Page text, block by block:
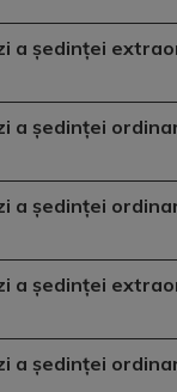
a ședinței
a ședinței
a ședinței
a ședinței
a ședinței